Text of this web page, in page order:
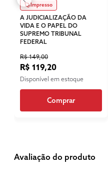
Impresso
A JUDICIALIZAÇÃO DA
VIDA E O PAPEL DO
SUPREMO TRIBUNAL
FEDERAL
R$ 149,00
R$ 119,20
Disponível em estoque
Comprar
Avaliação do produto